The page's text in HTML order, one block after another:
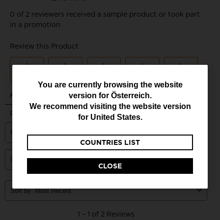
You
are
website
version
for
Österreich.
You are currently browsing the website
version for Österreich.
We recommend visiting the website version
for United States.
COUNTRIES LIST
CLOSE